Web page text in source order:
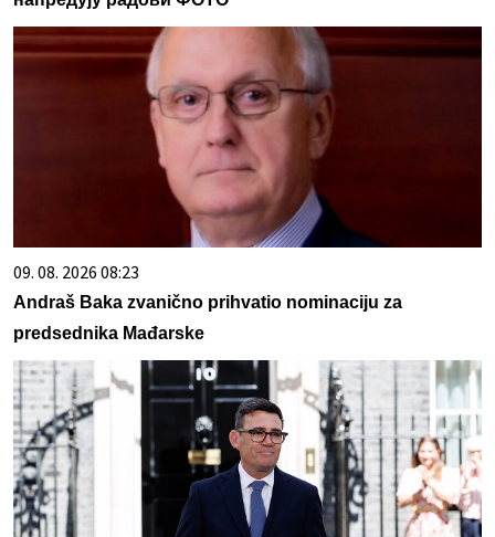
09. 08. 2026 08:23
Andraš Baka zvanično prihvatio nominaciju za
predsednika Mađarske